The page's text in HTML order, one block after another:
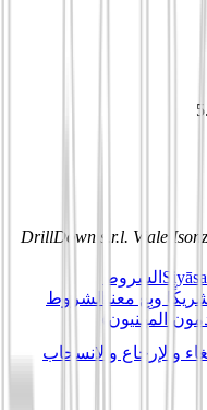
DrillDown s.r.l. Viale
الشروط
وبِع معنا
الشروط
والإرجاع والانسحاب